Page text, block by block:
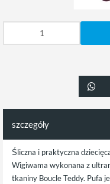
szczegóły
Śliczna i praktyczna
Wigiwama wykonana z
tkaniny Boucle Teddy. Pufa